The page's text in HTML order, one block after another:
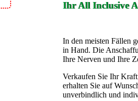
Ihr All Inclusive
In den meisten Fällen
in Hand. Die
Ihre Nerven und Ihre
Verkaufen Sie Ihr
erhalten Sie auf
unverbindlich und